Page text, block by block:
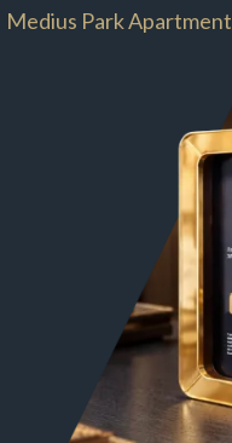
Medius Park Apartment